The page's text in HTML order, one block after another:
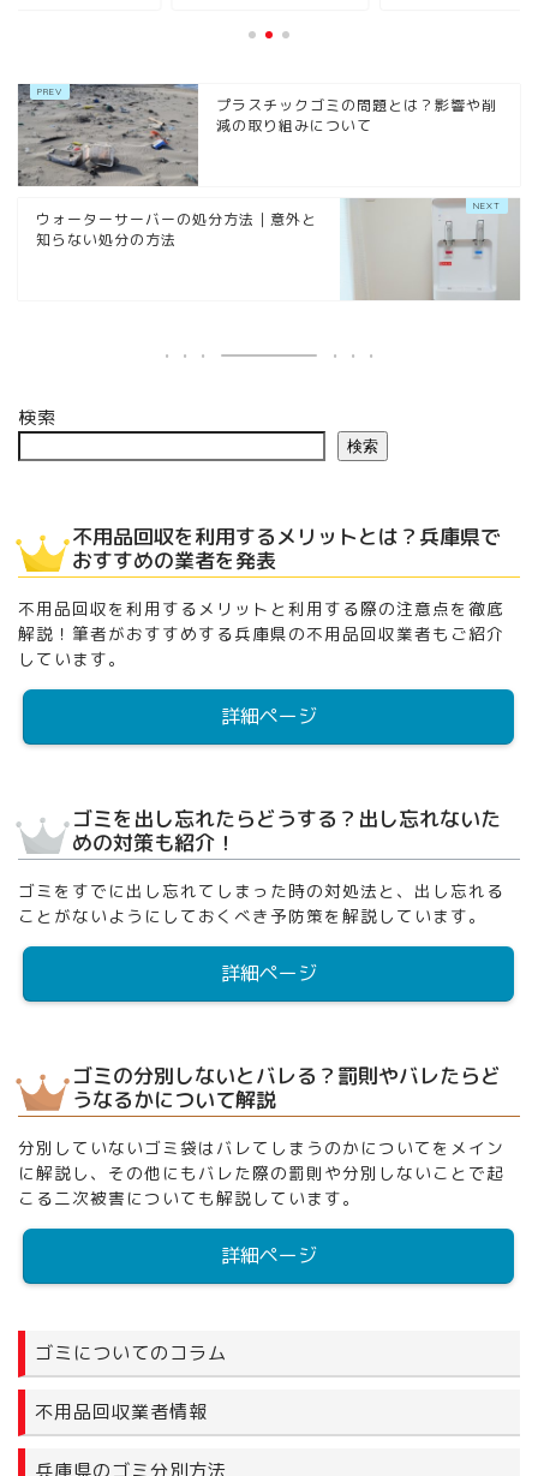
プラスチックゴミの問題とは？影響や削
減の取り組みについて
ウォーターサーバーの処分方法｜意外と
知らない処分の方法
検索
検索
不用品回収を利用するメリットとは？兵庫県で
おすすめの業者を発表
不用品回収を利用するメリットと利用する際の注意点を徹底
解説！筆者がおすすめする兵庫県の不用品回収業者もご紹介
しています。
詳細ページ
ゴミを出し忘れたらどうする？出し忘れないた
めの対策も紹介！
ゴミをすでに出し忘れてしまった時の対処法と、出し忘れる
ことがないようにしておくべき予防策を解説しています。
詳細ページ
ゴミの分別しないとバレる？罰則やバレたらど
うなるかについて解説
分別していないゴミ袋はバレてしまうのかについてをメイン
に解説し、その他にもバレた際の罰則や分別しないことで起
こる二次被害についても解説しています。
詳細ページ
ゴミについてのコラム
不用品回収業者情報
兵庫県のゴミ分別方法